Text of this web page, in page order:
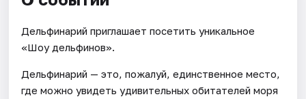
Дельфинарий приглашает посетить уникальное
«Шоу дельфинов».
Дельфинарий — это, пожалуй, единственное место,
где можно увидеть удивительных обитателей моря